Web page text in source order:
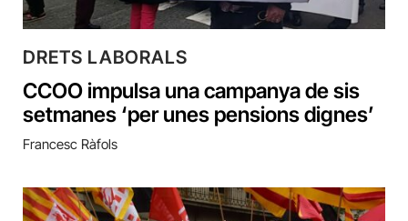
DRETS LABORALS
CCOO impulsa una campanya de sis
setmanes ‘per unes pensions dignes’
Francesc Ràfols